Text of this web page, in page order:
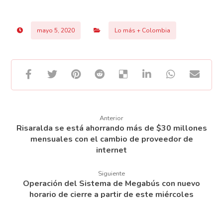
mayo 5, 2020 Lo más + Colombia
Anterior
Risaralda se está ahorrando más de $30 millones
mensuales con el cambio de proveedor de
internet
Siguiente
Operación del Sistema de Megabús con nuevo
horario de cierre a partir de este miércoles